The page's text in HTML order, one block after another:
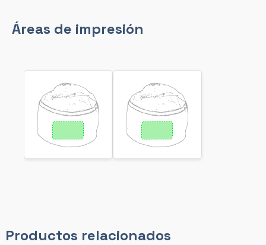
Áreas de impresión
Productos relacionados